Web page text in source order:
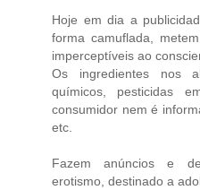
Hoje em dia a
forma camuflada,
imperceptíveis ao
Os ingredientes nos
químicos, pesticidas
consumidor nem é
etc.
Fazem anúncios e
erotismo, destinado a